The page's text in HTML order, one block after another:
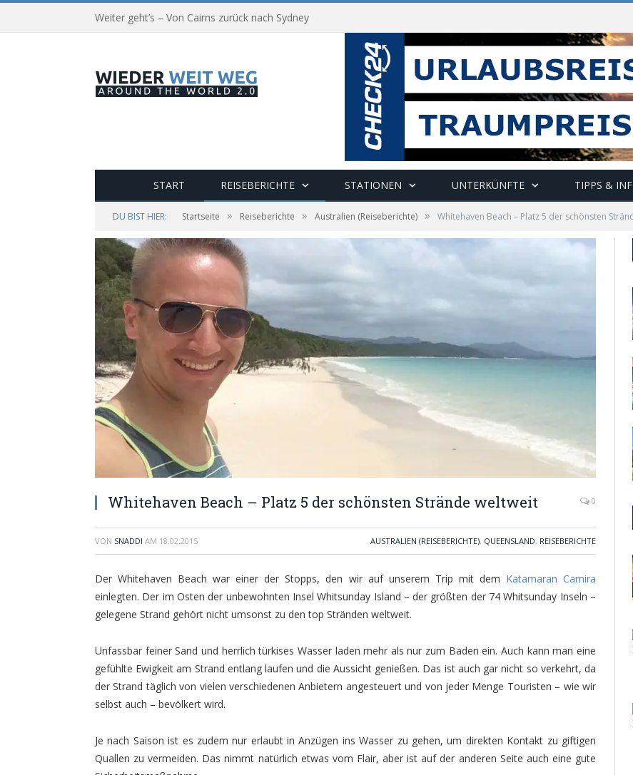
Weiter geht’s – Von Cairns zurück nach Sydney
START REISEBERICHTE STATIONEN UNTERKÜNFTE TIPPS &
DU BIST HIER: Startseite » Reiseberichte » Australien (Reiseberichte) » Whitehaven Beach – Platz 5 der schönsten
Whitehaven Beach – Platz 5 der schönsten Strände weltweit 0
VON SNADDI AM 18.02.2015 AUSTRALIEN (REISEBERICHTE), QUEENSLAND, REISEBERICHTE
Der Whitehaven Beach war einer der Stopps, den wir auf unserem Trip mit dem Katamaran Camira
einlegten. Der im Osten der unbewohnten Insel Whitsunday Island – der größten der 74 Whitsunday Inseln –
gelegene Strand gehört nicht umsonst zu den top Stränden weltweit.
Unfassbar feiner Sand und herrlich türkises Wasser laden mehr als nur zum Baden ein. Auch kann man eine
gefühlte Ewigkeit am Strand entlang laufen und die Aussicht genießen. Das ist auch gar nicht so verkehrt, da
der Strand täglich von vielen verschiedenen Anbietern angesteuert und von jeder Menge Touristen – wie wir
selbst auch – bevölkert wird.
Je nach Saison ist es zudem nur erlaubt in Anzügen ins Wasser zu gehen, um direkten Kontakt zu giftigen
Quallen zu vermeiden. Das nimmt natürlich etwas vom Flair, aber ist auf der anderen Seite auch eine gute